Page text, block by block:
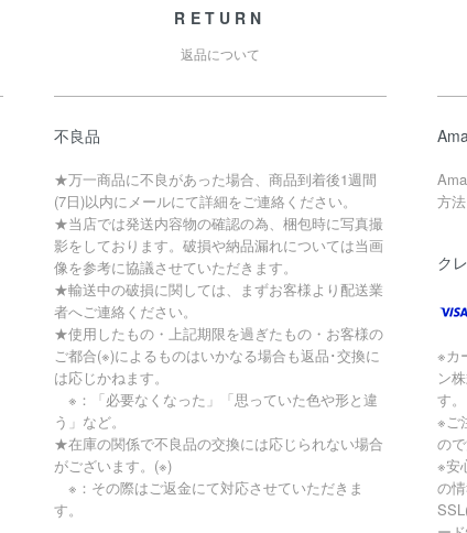
RETURN
返品について
不良品
★万一商品に不良があった場合、商品到着後1週間
(7日)以内にメールにて詳細をご連絡ください。
★当店では発送内容物の確認の為、梱包時に写真撮
影をしております。破損や納品漏れについては当画
像を参考に協議させていただきます。
★輸送中の破損に関しては、まずお客様より配送業
者へご連絡ください。
★使用したもの・上記期限を過ぎたもの・お客様の
ご都合(※)によるものはいかなる場合も返品･交換に
は応じかねます。
※：「必要なくなった」「思っていた色や形と違
う」など。
★在庫の関係で不良品の交換には応じられない場合
がございます。(※)
※：その際はご返金にて対応させていただきま
す。
方
ク
※カ
ン
す。
※ご
の
※安
の